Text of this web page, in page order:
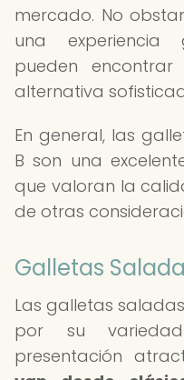
mercado. No
una experiencia
pueden
alternativa
En general, las
B son una
que valoran la
de otras
Galletas
Las galletas
por su
presentación